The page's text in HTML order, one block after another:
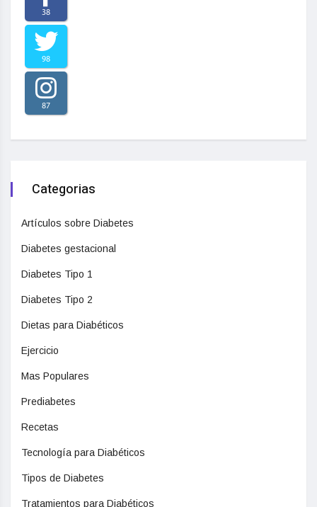
38
98
87
Categorias
Artículos sobre Diabetes
Diabetes gestacional
Diabetes Tipo 1
Diabetes Tipo 2
Dietas para Diabéticos
Ejercicio
Mas Populares
Prediabetes
Recetas
Tecnología para Diabéticos
Tipos de Diabetes
Tratamientos para Diabéticos